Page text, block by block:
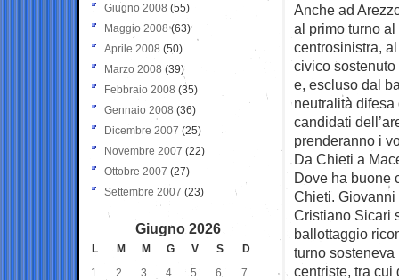
Anche ad
al primo turno
centrosinistra,
civico
e, escluso dal
neutralità
candidati
prenderanno i
Da Chieti a
Dove ha buone
Chieti.
Cristiano Sicari
ballottaggio
turno
centriste, tra cui
Giugno 2008 (55)
Maggio 2008(63)
Aprile 2008 (50)
Marzo 2008 (39)
Febbraio 2008 (35)
Gennaio 2008 (36)
Dicembre 2007 (25)
Novembre 2007 (22)
Ottobre 2007 (27)
Settembre 2007 (23)
Giugno 2026
L M M G V S
D
1
2 3 4 5 6 7